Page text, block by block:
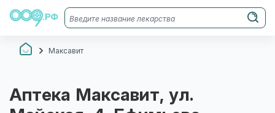
Максавит
Аптека Максавит, ул.